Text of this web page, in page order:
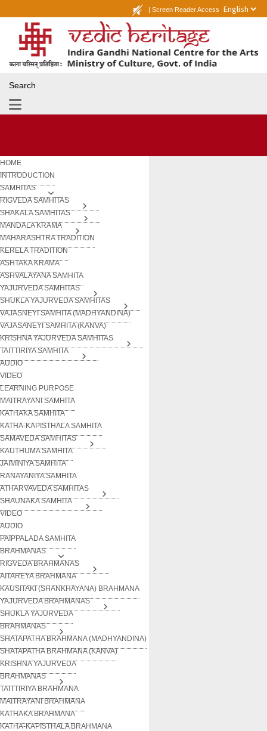
| Screen Reader Access
Search
HOME
INTRODUCTION
SAMHITAS
RIGVEDA SAMHITAS
SHAKALA SAMHITAS
MANDALA KRAMA
MAHARASHTRA TRADITION
KERELA TRADITION
ASHTAKA KRAMA
ASHVALAYANA SAMHITA
YAJURVEDA SAMHITAS
SHUKLA YAJURVEDA SAMHITAS
VAJASNEYI SAMHITA (MADHYANDINA)
VAJASANEYI SAMHITA (KANVA)
KRISHNA YAJURVEDA SAMHITAS
TAITTIRIYA SAMHITA
AUDIO
VIDEO
LEARNING PURPOSE
MAITRAYANI SAMHITA
KATHAKA SAMHITA
KATHA-KAPISTHALA SAMHITA
SAMAVEDA SAMHITAS
KAUTHUMA SAMHITA
JAIMINIYA SAMHITA
RANAYANIYA SAMHITA
ATHARVAVEDA SAMHITAS
SHAUNAKA SAMHITA
VIDEO
AUDIO
PAIPPALADA SAMHITA
BRAHMANAS
RIGVEDA BRAHMANAS
AITAREYA BRAHMANA
KAUSITAKI (SHANKHAYANA) BRAHMANA
YAJURVEDA BRAHMANAS
SHUKLA YAJURVEDA
BRAHMANAS
SHATAPATHA BRAHMANA (MADHYANDINA)
SHATAPATHA BRAHMANA (KANVA)
KRISHNA YAJURVEDA
BRAHMANAS
TAITTIRIYA BRAHMANA
MAITRAYANI BRAHMANA
KATHAKA BRAHMANA
KATHA-KAPISTHALA BRAHMANA